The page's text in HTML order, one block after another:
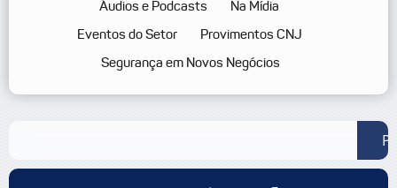
Áudios e Podcasts
Na Mídia
Eventos do Setor
Provimentos CNJ
Segurança em Novos Negócios